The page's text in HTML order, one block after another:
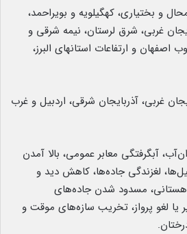
۰۹/۳۰ : چهارمحال و بختیاری، کهگیلویه و بویراحمد،
غربی، شرق لرستان، نیمه شرقی و
و ارتفاعات استانهای البرز،
۱۰/۰۱ : آذربایجان غربی، آذربایجان شرقی، اردبیل و غرب
آبگرفتگی معابر عمومی، بالا آمدن
لغزندگی جاده‌ها، کاهش دید و
مسدود شدن جاده‌های
یا لغو پرواز، تخریب سازه‌های موقت و